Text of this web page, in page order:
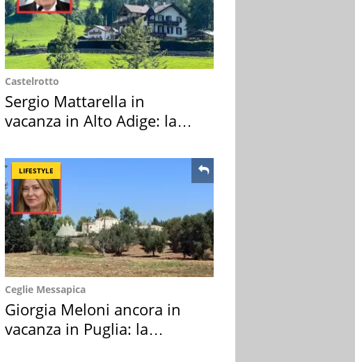
Castelrotto
Sergio Mattarella in
vacanza in Alto Adige: la
LIFESTYLE
Ceglie Messapica
Giorgia Meloni ancora in
vacanza in Puglia: la